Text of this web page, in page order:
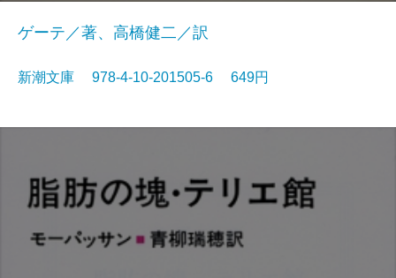
ゲーテ／著、高橋健二／訳
新潮文庫 978-4-10-201505-6 649円